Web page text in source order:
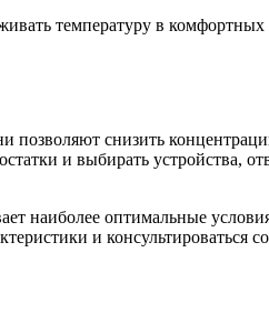
температуру в комфортных
позволяют снизить
и выбирать устройства,
наиболее оптимальные
и консультироваться